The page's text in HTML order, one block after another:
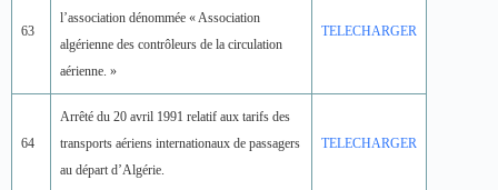
63
l’association dénommée « Association
algérienne des contrôleurs de la circulation
aérienne. »
TELECHARGER
64
Arrêté du 20 avril 1991 relatif aux tarifs des
transports aériens internationaux de passagers
au départ d’Algérie.
TELECHARGER